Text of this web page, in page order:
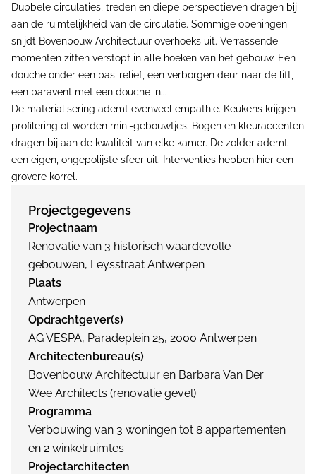
Dubbele circulaties, treden en diepe perspectieven dragen bij
aan de ruimtelijkheid van de circulatie. Sommige openingen
snijdt Bovenbouw Architectuur overhoeks uit. Verrassende
momenten zitten verstopt in alle hoeken van het gebouw. Een
douche onder een bas-relief, een verborgen deur naar de lift,
een paravent met een douche in...
De materialisering ademt evenveel empathie. Keukens krijgen
profilering of worden mini-gebouwtjes. Bogen en kleuraccenten
dragen bij aan de kwaliteit van elke kamer. De zolder ademt
een eigen, ongepolijste sfeer uit. Interventies hebben hier een
grovere korrel.
Projectgegevens
Projectnaam
Renovatie van 3 historisch waardevolle
gebouwen, Leysstraat Antwerpen
Plaats
Antwerpen
Opdrachtgever(s)
AG VESPA, Paradeplein 25, 2000 Antwerpen
Architectenbureau(s)
Bovenbouw Architectuur en Barbara Van Der
Wee Architects (renovatie gevel)
Programma
Verbouwing van 3 woningen tot 8 appartementen
en 2 winkelruimtes
Projectarchitecten